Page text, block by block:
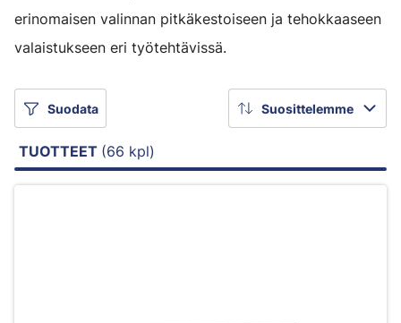
erinomaisen valinnan pitkäkestoiseen ja tehokkaaseen
valaistukseen eri työtehtävissä.
Suodata Suosittelemme
TUOTTEET (66 kpl)